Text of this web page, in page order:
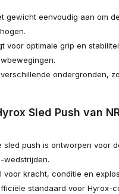
gewicht eenvoudig aan om
voor optimale grip en
ondergronden,
Sled Push van
sled push is ontworpen voor
wedstrijden.
voor kracht, conditie en
standaard voor Hyrox-